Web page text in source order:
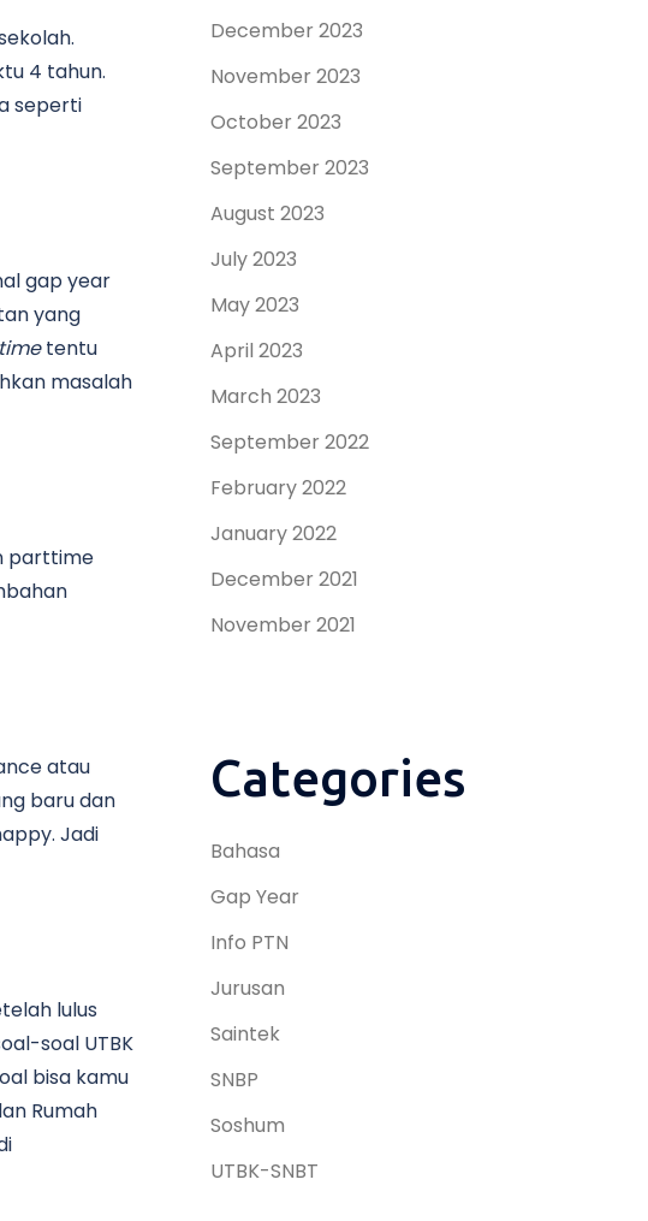
4 tahun.
seperti
gap year
yang
tentu
masalah
parttime
atau
baru dan
Jadi
lulus
soal UTBK
bisa kamu
Rumah
December 2023
November 2023
October 2023
September 2023
August 2023
July 2023
May 2023
April 2023
March 2023
September 2022
February 2022
January 2022
December 2021
November 2021
Categories
Bahasa
Gap Year
Info PTN
Jurusan
Saintek
SNBP
Soshum
UTBK-SNBT